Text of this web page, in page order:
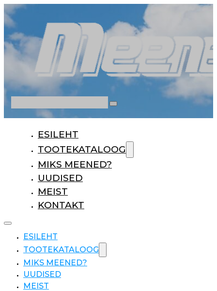
ESILEHT
TOOTEKATALOOG
MIKS MEENED?
UUDISED
MEIST
KONTAKT
ESILEHT
TOOTEKATALOOG
MIKS MEENED?
UUDISED
MEIST